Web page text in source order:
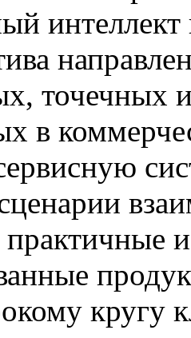
точечных
в
кругу